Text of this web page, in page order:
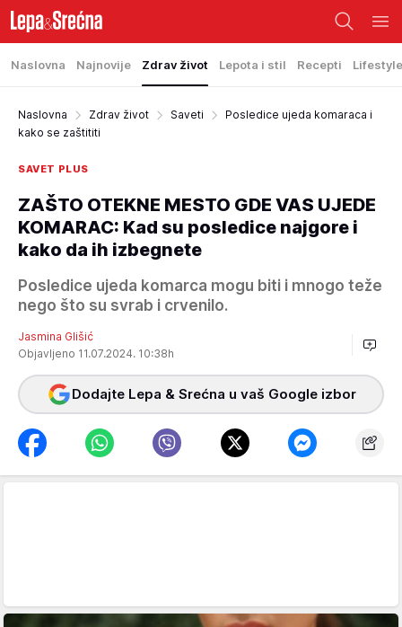
Naslovna Najnovije Zdrav život Lepota i stil Recepti Lifestyle
Naslovna Zdrav život Saveti
Posledice ujeda komaraca i
kako se zaštititi
SAVET PLUS
ZAŠTO OTEKNE MESTO GDE VAS UJEDE
KOMARAC: Kad su posledice najgore i
kako da ih izbegnete
Posledice ujeda komarca mogu biti i mnogo teže
nego što su svrab i crvenilo.
Jasmina Glišić
Objavljeno 11.07.2024. 10:38h
Dodajte Lepa & Srećna u vaš Google izbor